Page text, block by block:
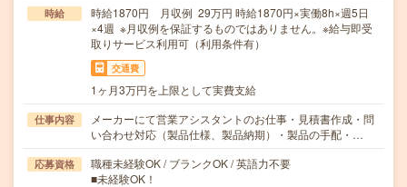
時給
時給1870円 月収例 29万円 時給1870円×実働8h×週5日
×4週 ※月収例を保証するものではありません。※給与即受
取りサービス利用可（利用条件有）
交通費
1ヶ月3万円を上限として実費支給
仕事内容
メーカーにて営業アシスタントのお仕事・見積書作成・問
い合わせ対応（製品仕様、製品納期）・製品の手配・…
応募資格
職種未経験OK / ブランクOK / 英語力不要
■未経験OK！